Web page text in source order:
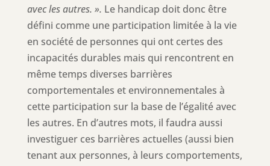
avec les autres. ». Le handicap doit donc être
défini comme une participation limitée à la vie
en société de personnes qui ont certes des
incapacités durables mais qui rencontrent en
même temps diverses barrières
comportementales et environnementales à
cette participation sur la base de l’égalité avec
les autres. En d’autres mots, il faudra aussi
investiguer ces barrières actuelles (aussi bien
tenant aux personnes, à leurs comportements,